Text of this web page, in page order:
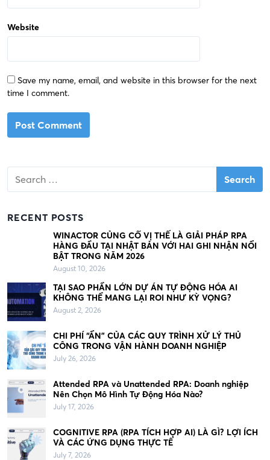
Website
Save my name, email, and website in this browser for the next
time I comment.
c
:
RECENT POSTS
WINACTOR CỦNG CỐ VỊ THẾ LÀ GIẢI PHÁP RPA
HÀNG ĐẦU TẠI NHẬT BẢN VỚI HAI GHI NHẬN NỔI
BẬT TRONG NĂM 2026
August 10, 2026
TẠI SAO PHẦN LỚN DỰ ÁN TỰ ĐỘNG HÓA AI
KHÔNG THỂ MANG LẠI ROI NHƯ KỲ VỌNG?
August 2, 2026
CHI PHÍ “ẨN” CỦA CÁC QUY TRÌNH XỬ LÝ THỦ
CÔNG TRONG VẬN HÀNH DOANH NGHIỆP
July 26, 2026
Attended RPA và Unattended RPA: Doanh nghiệp
Nên Chọn Mô Hình Tự Động Hóa Nào?
July 17, 2026
COGNITIVE RPA (RPA TÍCH HỢP AI) LÀ GÌ? LỢI ÍCH
VÀ CÁC ỨNG DỤNG THỰC TẾ
July 7, 2026